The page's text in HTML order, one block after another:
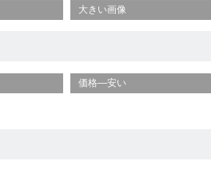
大きい画像
価格—安い